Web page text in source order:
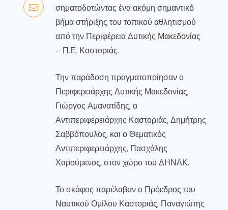
σηματοδοτώντας ένα ακόμη σημαντικό
βήμα στήριξης του τοπικού αθλητισμού
από την Περιφέρεια Δυτικής Μακεδονίας
– Π.Ε. Καστοριάς.
Την παράδοση πραγματοποίησαν ο
Περιφερειάρχης Δυτικής Μακεδονίας,
Γιώργος Αμανατίδης, ο
Αντιπεριφερειάρχης Καστοριάς, Δημήτρης
Σαββόπουλος, και ο Θεματικός
Αντιπεριφερειάρχης, Πασχάλης
Χαρούμενος, στον χώρο του ΔΗΝΑΚ.
Το σκάφος παρέλαβαν ο Πρόεδρος του
Ναυτικού Ομίλου Καστοριάς, Παναγιώτης